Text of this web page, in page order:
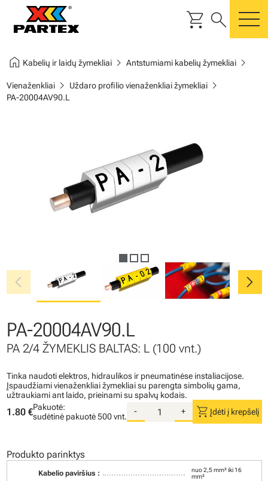
shopping_cart search
home Kabelių ir laidų žymekliaichevron_right Antstumiami kabelių žymekliaichevron_right
Vienaženkliaichevron_right Uždaro profilio vienaženkliai žymekliaichevron_right
PA-20004AV90.L
chevron_left chevron_right
PA-20004AV90.L
PA 2/4 ŽYMEKLIS BALTAS: L (100 vnt.)
Tinka naudoti elektros, hidraulikos ir pneumatinėse instaliacijose.
Įspaudžiami vienaženkliai žymekliai su parengta simbolių gama,
užtraukiami ant laido, prieinami su spalvų kodais.
1.80 €Pakuotė:
sudėtinė pakuotė500 vnt.
- + shopping_cart Įdėti į krepšelį
Produkto parinktys
Kabelio paviršius :
nuo 2,5 mm² iki 16
mm²